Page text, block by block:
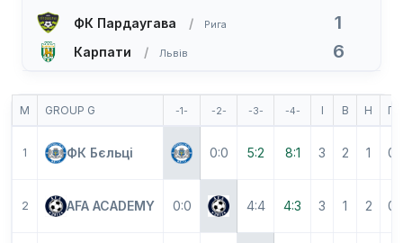
ФК Пардаугава Рига 1
Карпати Львів 6
М GROUP G -1- -2- -3- -4- І В Н П
1 ФК Бєльці 0:0 5:2 8:1 3 2 1 0
2 AFA ACADEMY 0:0 4:4 4:3 3 1 2 0